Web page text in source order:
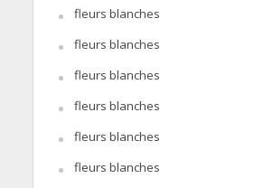
fleurs blanches
fleurs blanches
fleurs blanches
fleurs blanches
fleurs blanches
fleurs blanches